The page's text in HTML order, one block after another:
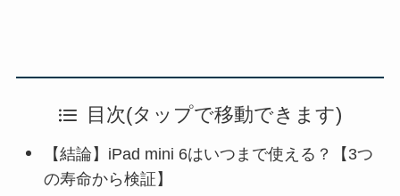
目次(タップで移動できます)
【結論】iPad mini 6はいつまで使える？【3つ
の寿命から検証】